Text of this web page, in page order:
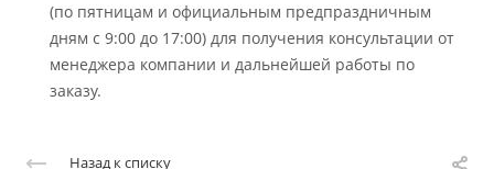
(по пятницам и официальным предпраздничным
дням с 9:00 до 17:00) для получения консультации от
менеджера компании и дальнейшей работы по
заказу.
Назад к списку